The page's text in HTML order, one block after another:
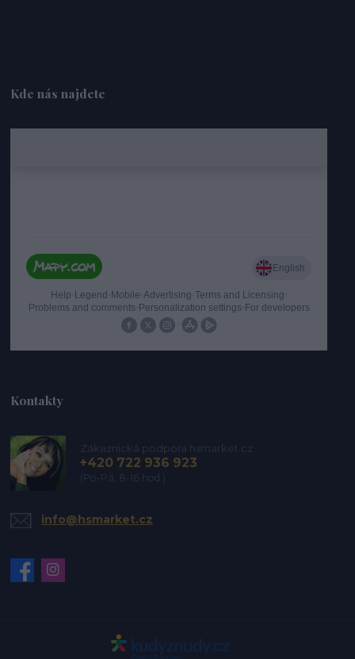
Kde nás najdete
Kontakty
Zákaznická podpora hsmarket.cz
+420 722 936 923
(Po-Pá, 8-16 hod.)
info@hsmarket.cz